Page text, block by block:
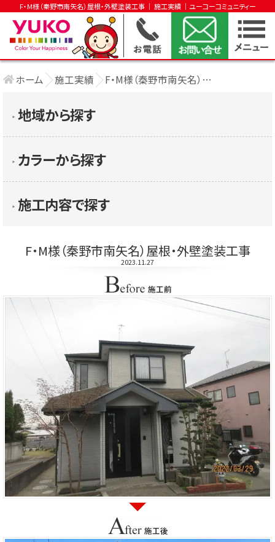
F・M様（秦野市南矢名）屋根・外壁塗装工事 │ 施工実績 │ユーコーコミュニティー
ホーム 施工実績 F・M様（秦野市南矢名）屋根・外壁塗装工事
▶︎ 施工内容で探す
▶︎ カラーから探す
▶︎ 地域から探す
F・M様（秦野市南矢名）屋根・外壁塗装工事
2023.11.27